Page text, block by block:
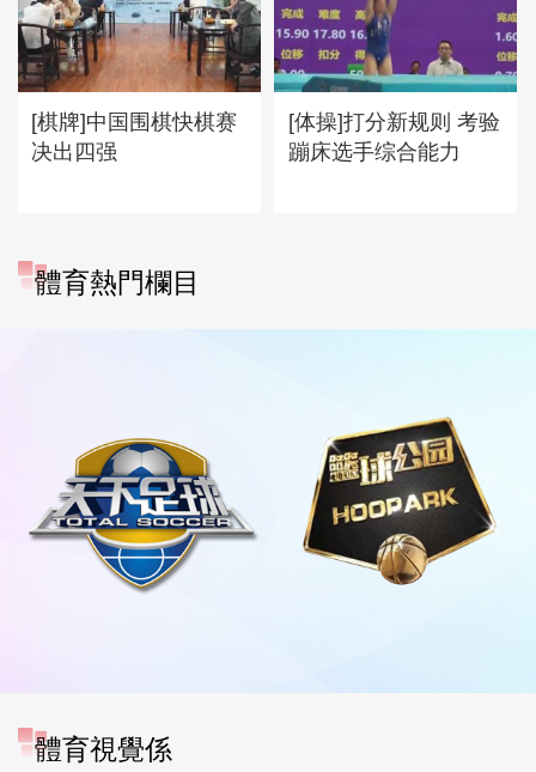
[棋牌]中国围棋快棋赛
决出四强
[体操]打分新规则 考验
蹦床选手综合能力
體育熱門欄目
體育視覺係